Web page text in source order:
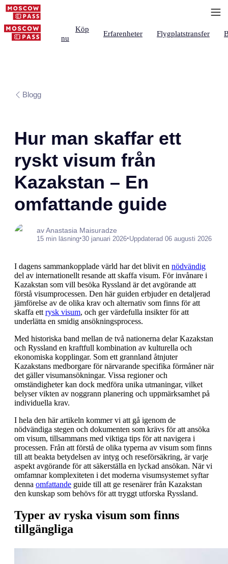
Köp
nu
Erfarenheter Flygplatstransfer
Blogg
Hur man skaffar ett
ryskt visum från
Kazakstan – En
omfattande guide
av Anastasia Maisuradze
15 min läsning•30 januari 2026•Uppdaterad 06 augusti 2026
I dagens sammankopplade värld har det blivit en nödvändig
del av internationellt resande att skaffa visum. För invånare i
Kazakstan som vill besöka Ryssland är det avgörande att
förstå visumprocessen. Den här guiden erbjuder en detaljerad
jämförelse av de olika krav och alternativ som finns för att
skaffa ett rysk visum, och ger värdefulla insikter för att
underlätta en smidig ansökningsprocess.
Med historiska band mellan de två nationerna delar Kazakstan
och Ryssland en kraftfull kombination av kulturella och
ekonomiska kopplingar. Som ett grannland åtnjuter
Kazakstans medborgare för närvarande specifika förmåner när
det gäller visumansökningar. Vissa regioner och
omständigheter kan dock medföra unika utmaningar, vilket
belyser vikten av noggrann planering och uppmärksamhet på
individuella krav.
I hela den här artikeln kommer vi att gå igenom de
nödvändiga stegen och dokumenten som krävs för att ansöka
om visum, tillsammans med viktiga tips för att navigera i
processen. Från att förstå de olika typerna av visum som finns
till att beakta betydelsen av intyg och reseförsäkring, är varje
aspekt avgörande för att säkerställa en lyckad ansökan. När vi
omfamnar komplexiteten i det moderna visumsystemet syftar
denna omfattande guide till att ge resenärer från Kazakstan
den kunskap som behövs för att tryggt utforska Ryssland.
Typer av ryska visum som finns
tillgängliga